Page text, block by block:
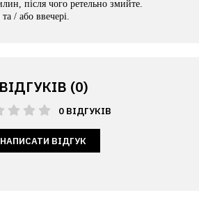
після чого ретельно змийте.
/ або ввечері.
ВІДГУКІВ (0)
0 ВІДГУКІВ
НАПИСАТИ ВІДГУК